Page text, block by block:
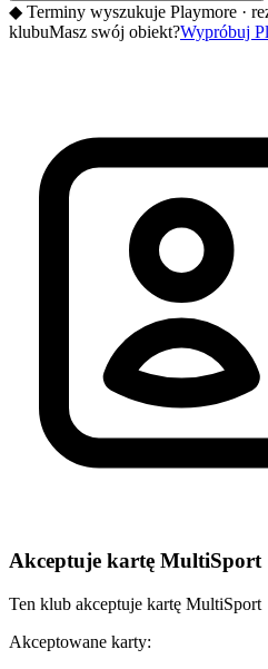
◆ Terminy wyszukuje Playmore ·
klubuMasz swój obiekt?Wypróbuj
Akceptuje kartę MultiSport
Ten klub akceptuje kartę MultiSport
Akceptowane karty: